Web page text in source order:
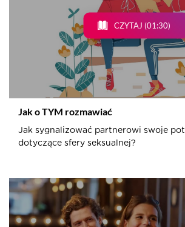
CZYTAJ (01:30)
Jak o TYM rozmawiać
Jak sygnalizować partnerowi swoje
dotyczące sfery seksualnej?